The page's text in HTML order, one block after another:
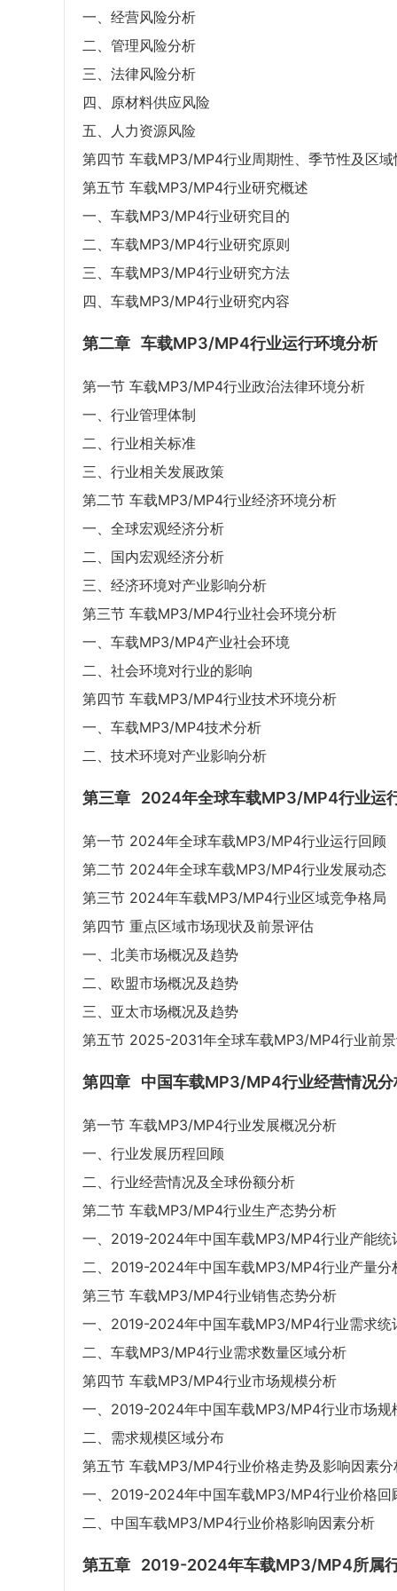
一、经营风险分析
二、管理风险分析
三、法律风险分析
四、原材料供应风险
五、人力资源风险
第四节 车载MP3/MP4行业周期性、季节性及区
第五节 车载MP3/MP4行业研究概述
一、车载MP3/MP4行业研究目的
二、车载MP3/MP4行业研究原则
三、车载MP3/MP4行业研究方法
四、车载MP3/MP4行业研究内容
第二章 车载MP3/MP4行业运行环境分析
第一节 车载MP3/MP4行业政治法律环境分析
一、行业管理体制
二、行业相关标准
三、行业相关发展政策
第二节 车载MP3/MP4行业经济环境分析
一、全球宏观经济分析
二、国内宏观经济分析
三、经济环境对产业影响分析
第三节 车载MP3/MP4行业社会环境分析
一、车载MP3/MP4产业社会环境
二、社会环境对行业的影响
第四节 车载MP3/MP4行业技术环境分析
一、车载MP3/MP4技术分析
二、技术环境对产业影响分析
第三章 2024年全球车载MP3/MP4行业运
第一节 2024年全球车载MP3/MP4行业运行回顾
第二节 2024年全球车载MP3/MP4行业发展动态
第三节 2024年车载MP3/MP4行业区域竞争格局
第四节 重点区域市场现状及前景评估
一、北美市场概况及趋势
二、欧盟市场概况及趋势
三、亚太市场概况及趋势
第五节 2025-2031年全球车载MP3/MP4行业前
第四章 中国车载MP3/MP4行业经营情况分
第一节 车载MP3/MP4行业发展概况分析
一、行业发展历程回顾
二、行业经营情况及全球份额分析
第二节 车载MP3/MP4行业生产态势分析
一、2019-2024年中国车载MP3/MP4行业产能统
二、2019-2024年中国车载MP3/MP4行业产量分
第三节 车载MP3/MP4行业销售态势分析
一、2019-2024年中国车载MP3/MP4行业需求统
二、车载MP3/MP4行业需求数量区域分析
第四节 车载MP3/MP4行业市场规模分析
一、2019-2024年中国车载MP3/MP4行业市场规
二、需求规模区域分布
第五节 车载MP3/MP4行业价格走势及影响因素分
一、2019-2024年中国车载MP3/MP4行业价格回
二、中国车载MP3/MP4行业价格影响因素分析
第五章 2019-2024年车载MP3/MP4所属